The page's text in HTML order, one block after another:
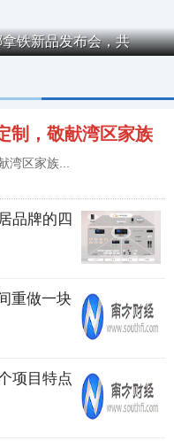
铁新品发布会，共
制，敬献湾区家族
湾区家族...
品牌的四
重做一块
项目特点